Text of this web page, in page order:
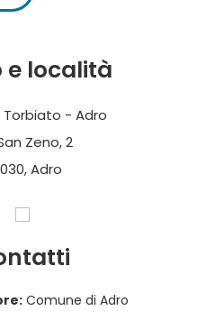
e località
Torbiato - Adro
Zeno, 2
Adro
Comune di Adro